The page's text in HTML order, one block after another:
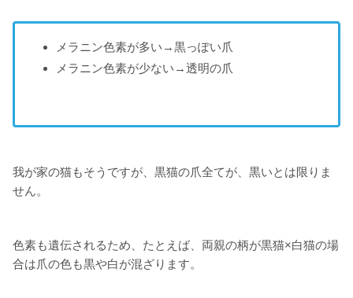
メラニン色素が多い→黒っぽい爪
メラニン色素が少ない→透明の爪
我が家の猫もそうですが、黒猫の爪全てが、黒いとは限りま
せん。
色素も遺伝されるため、たとえば、両親の柄が黒猫×白猫の場
合は爪の色も黒や白が混ざります。